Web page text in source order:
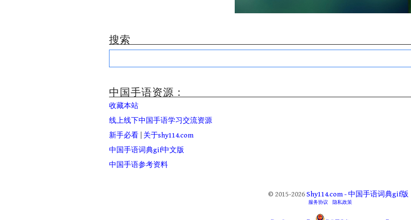
搜索
Search
中国手语资源：
收藏本站
线上线下中国手语学习交流资源
新手必看
关于shy114.com
中国手语词典gif中文版
中国手语参考资料
© 2015-2026Shy114.com - 中国手语词典gif版
服务协议 隐私政策